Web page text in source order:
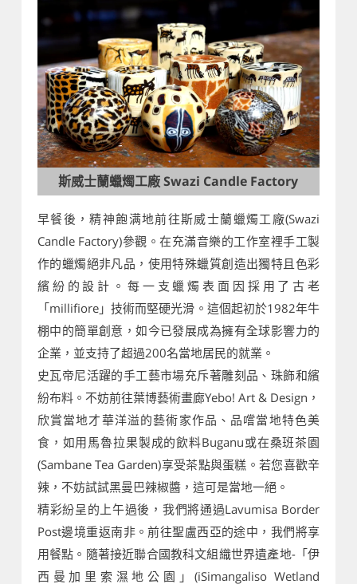
斯威士蘭蠟燭工廠 Swazi Candle Factory
早餐後，精神飽满地前往斯威士蘭蠟燭工廠(Swazi
Candle Factory)參觀。在充滿音樂的工作室裡手工製
作的蠟燭絕非凡品，使用特殊蠟質創造出獨特且色彩
繽紛的設計。每一支蠟燭表面因採用了古老
「millifiore」技術而堅硬光滑。這個起初於1982年牛
棚中的簡單創意，如今已發展成為擁有全球影響力的
企業，並支持了超過200名當地居民的就業。
史瓦帝尼活躍的手工藝市場充斥著雕刻品、珠飾和繽
紛布料。不妨前往葉博藝術畫廊Yebo! Art & Design，
欣賞當地才華洋溢的藝術家作品、品嚐當地特色美
食，如用馬魯拉果製成的飲料Buganu或在桑班茶園
(Sambane Tea Garden)享受茶點與蛋糕。若您喜歡辛
辣，不妨試試黑曼巴辣椒醬，這可是當地一絕。
精彩紛呈的上午過後，我們將通過Lavumisa Border
Post邊境重返南非。前往聖盧西亞的途中，我們將享
用餐點。隨著接近聯合國教科文組織世界遺產地-「伊
西曼加里索濕地公園」(iSimangaliso Wetland